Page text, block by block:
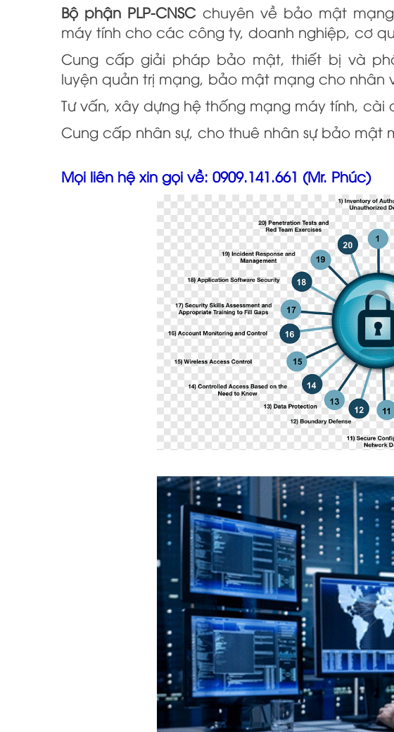
Bộ phận PLP-CNSCchuyên về bảo mật
máy tính cho các công ty, doanh nghiệp, cơ
Cung cấp giải pháp bảo mật, thiết bị và
luyện quản trị mạng, bảo mật mạng cho nhân
Tư vấn, xây dựng hệ thống mạng máy tính, cài
Cung cấp nhân sự, cho thuê nhân sự bảo mật
Mọi liên hệ xin gọi về: 0909.141.661 (Mr. Phúc)